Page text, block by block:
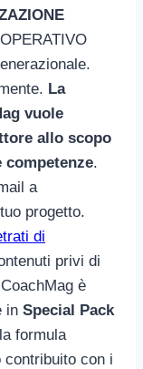
La
vuole
allo scopo
.
a
progetto.
di
privi di
è
in Special Pack
formula
contribuito con i